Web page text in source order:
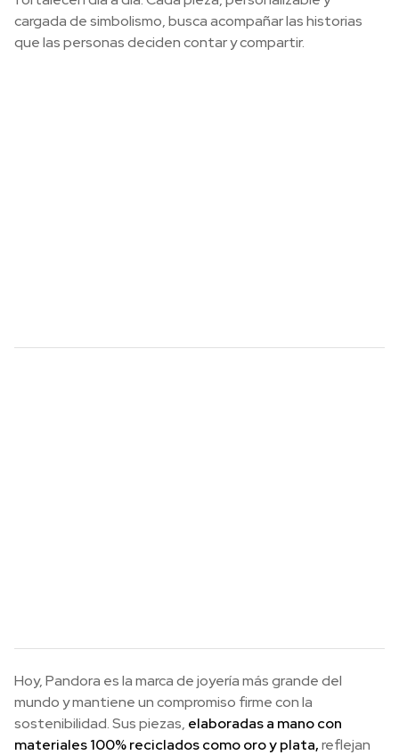
cargada de simbolismo, busca acompañar las historias
que las personas deciden contar y compartir.
Hoy, Pandora es la marca de joyería más grande del
mundo y mantiene un compromiso firme con la
sostenibilidad. Sus piezas, elaboradas a mano con
materiales 100% reciclados como oro y plata,reflejan